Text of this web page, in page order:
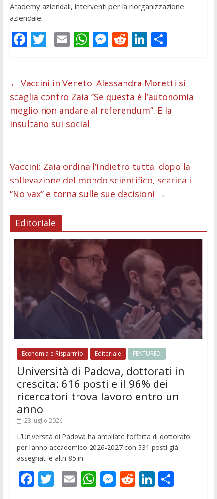
Academy aziendali, interventi per la riorganizzazione
aziendale.
F
b
o
o
k
T
er
E
l
W
s
A
p
p
M
e
n
g
R
di
t
Li
e
dI
n
C
di
vi
di
← Vaccini in Veneto: Alessandra Moretti si
scaglia contro Zaia “Se questa è l’autonomia
meglio non andare al referendum”. E la
insultano sui social
Vaccini: Zaia ordina l’indietro tutta, dopo la
sollevazione del mondo scientifico, scarica i
“No vax” e torna sulle sue decisioni →
Editoriale
Economia e Risparmio Editoriale FEATURED
Università di Padova, dottorati in
crescita: 616 posti e il 96% dei
ricercatori trova lavoro entro un
anno
23 luglio 2026
L’Università di Padova ha ampliato l’offerta di dottorato
per l’anno accademico 2026-2027 con 531 posti già
assegnati e altri 85 in
F T E W M R Li C